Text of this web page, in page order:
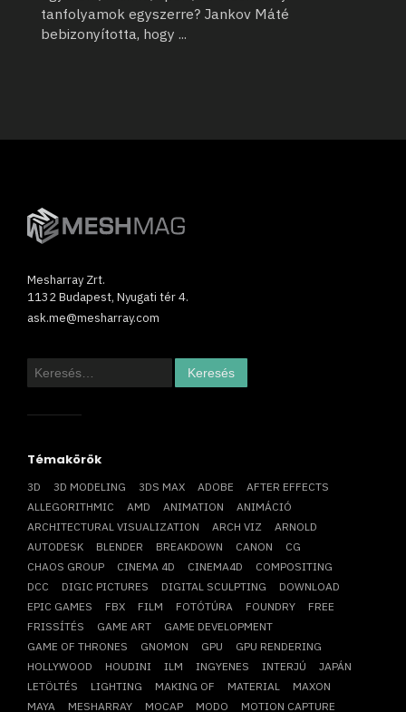
tanfolyamok egyszerre? Jankov Máté
bebizonyította, hogy ...
Mesharray Zrt.
1132 Budapest, Nyugati tér 4.
ask.me@mesharray.com
Keresés:
Témakörök
3D 3D MODELING 3DS MAX ADOBE
AFTER EFFECTS
ALLEGORITHMIC
AMD ANIMATION
ANIMÁCIÓ
ARCHITECTURAL VISUALIZATION
ARCH VIZ
ARNOLD
AUTODESK
BLENDER BREAKDOWN CANON
CG
CHAOS GROUP
CINEMA 4D CINEMA4D
COMPOSITING
DCC
DIGIC PICTURES DIGITAL SCULPTING
DOWNLOAD
EPIC GAMES
FBX FILM FOTÓTÚRA FOUNDRY
FREE
FRISSÍTÉS
GAME ART
GAME DEVELOPMENT
GAME OF THRONES
GNOMON GPU
GPU RENDERING
HOLLYWOOD
HOUDINI ILM INGYENES INTERJÚ
JAPÁN
LETÖLTÉS
LIGHTING MAKING OF MATERIAL
MAXON
MAYA
MESHARRAY MOCAP MODO MOTION CAPTURE